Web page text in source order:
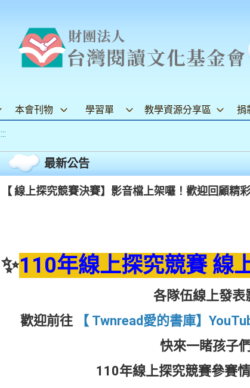
本會刊物 學習單 教學資源分享區 捐
:::
最新公告
【 線上探究競賽決賽】影音檔上架囉！歡迎回顧精
✨110年線上探究競賽 線
各隊伍線上發表
歡迎前往
【 Twnread愛的書庫】
快來一睹孩子
110年線上探究競賽參賽